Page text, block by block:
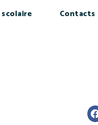
Contacts